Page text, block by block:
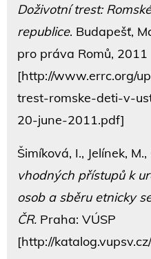
Doživotní trest:
republice. Budapešť,
pro práva Romů, 2011
[http://www.errc.org/
trest-romske-deti-v-
20-june-2011.pdf]
Šimíková, I., Jelínek,
vhodných přístupů k
osob a sběru etnicky
ČR. Praha: VÚSP
[http://